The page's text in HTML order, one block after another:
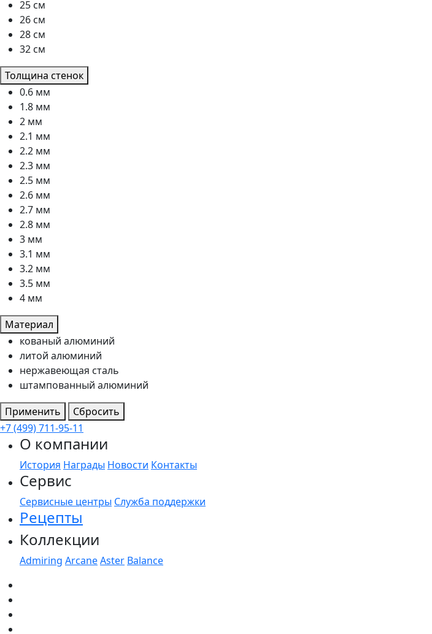
25 см
26 см
28 см
32 см
Толщина стенок
0.6 мм
1.8 мм
2 мм
2.1 мм
2.2 мм
2.3 мм
2.5 мм
2.6 мм
2.7 мм
2.8 мм
3 мм
3.1 мм
3.2 мм
3.5 мм
4 мм
Материал
кованый алюминий
литой алюминий
нержавеющая сталь
штампованный алюминий
Применить
Сбросить
+7 (499) 711-95-11
О компании
История Награды Новости Контакты
Сервис
Сервисные центры Служба поддержки
Рецепты
Коллекции
Admiring ArcaneAster Balance